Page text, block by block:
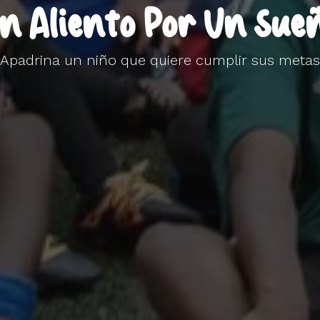
AlientoPorUn
Apadrina un niño que quiere cumplir sus metas